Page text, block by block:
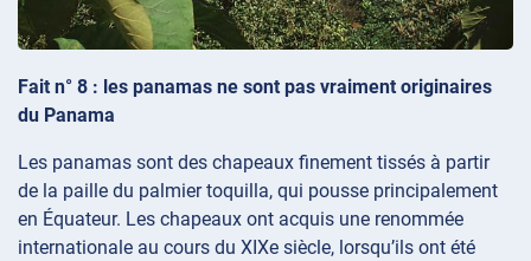
Fait n° 8 : les panamas ne sont pas vraiment originaires
du Panama
Les panamas sont des chapeaux finement tissés à partir
de la paille du palmier toquilla, qui pousse principalement
en Équateur. Les chapeaux ont acquis une renommée
internationale au cours du XIXe siècle, lorsqu’ils ont été